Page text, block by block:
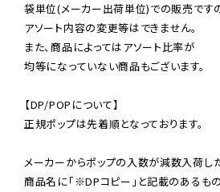
袋単位(メーカー出荷単位)での販売です
アソート内容の変更等はできません。
また、商品によってはアソート比率が
均等になっていない商品もございます。
【DP/POPについて】
正規ポップは先着順となっております。
メーカーからポップの入数が減数入荷し
商品名に「※DPコピー」と記載のあるもの